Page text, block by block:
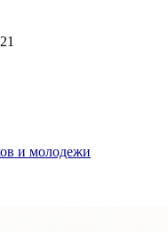
и молодежи